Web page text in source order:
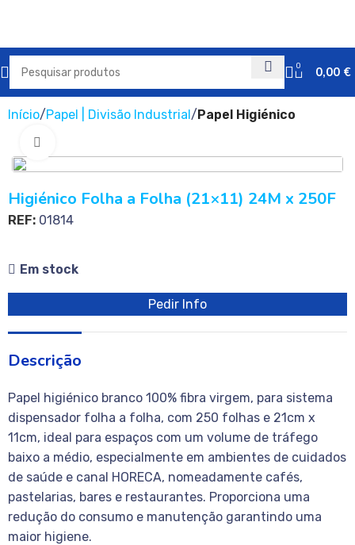
0 0,00 €
Início Papel | Divisão Industrial Papel Higiénico
Higiénico Folha a Folha (21×11) 24M x 250F
REF: 01814
Em stock
Pedir Info
Descrição
Papel higiénico branco 100% fibra virgem, para sistema
dispensador folha a folha, com 250 folhas e 21cm x
11cm, ideal para espaços com um volume de tráfego
baixo a médio, especialmente em ambientes de cuidados
de saúde e canal HORECA, nomeadamente cafés,
pastelarias, bares e restaurantes. Proporciona uma
redução do consumo e manutenção garantindo uma
maior higiene.